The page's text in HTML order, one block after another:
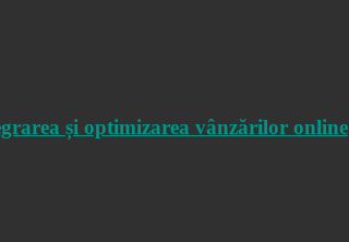
și optimizarea vânzărilor online